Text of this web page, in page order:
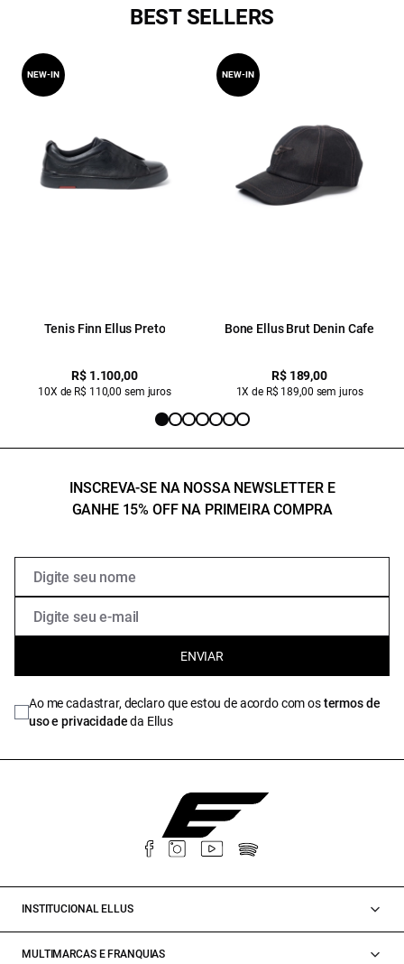
BEST SELLERS
Tenis Finn Ellus Preto
R$ 1.100,00
10X de R$ 110,00 sem juros
NEW-IN
Bone Ellus Brut Denin Cafe
R$ 189,00
1X de R$ 189,00 sem juros
NEW-IN
INSCREVA-SE NA NOSSA NEWSLETTER E
GANHE 15% OFF NA PRIMEIRA COMPRA
ENVIAR
Ao me cadastrar, declaro que estou de acordo com ostermos de
uso e privacidadeda Ellus
INSTITUCIONAL ELLUS
MULTIMARCAS E FRANQUIAS